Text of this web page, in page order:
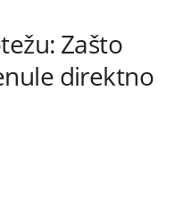
Zašto
direktno